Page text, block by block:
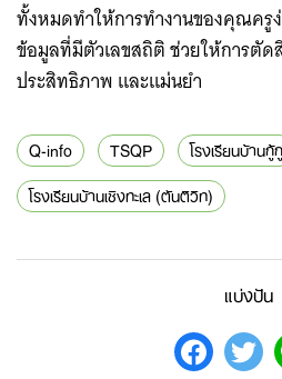
ทั้งหมดทำให้การทำงานของคุณครู
ข้อมูลที่มีตัวเลขสถิติ ช่วยให้การตัด
ประสิทธิภาพ และแม่นยำ
Q-info TSQP
โรงเรียนบ้านกู้กู
โรงเรียนบ้านเชิงทะเล (ตันติวิท)
แบ่งปัน